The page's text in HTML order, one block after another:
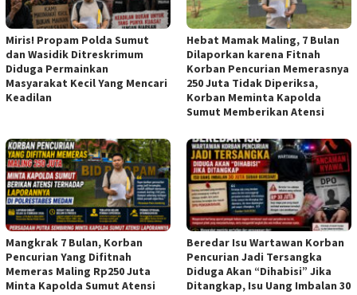
Miris! Propam Polda Sumut
dan Wasidik Ditreskrimum
Diduga Permainkan
Masyarakat Kecil Yang Mencari
Keadilan
Hebat Mamak Maling, 7 Bulan
Dilaporkan karena Fitnah
Korban Pencurian Memerasnya
250 Juta Tidak Diperiksa,
Korban Meminta Kapolda
Sumut Memberikan Atensi
Mangkrak 7 Bulan, Korban
Pencurian Yang Difitnah
Memeras Maling Rp250 Juta
Minta Kapolda Sumut Atensi
Beredar Isu Wartawan Korban
Pencurian Jadi Tersangka
Diduga Akan “Dihabisi” Jika
Ditangkap, Isu Uang Imbalan 30